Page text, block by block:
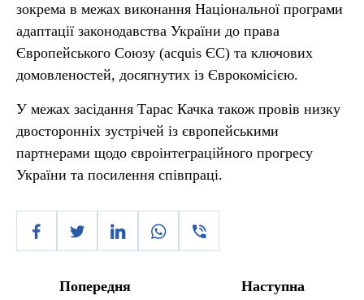
зокрема в межах виконання Національної програми
адаптації законодавства України до права
Європейського Союзу (acquis ЄС) та ключових
домовленостей, досягнутих із Єврокомісією.
У межах засідання Тарас Качка також провів низку
двосторонніх зустрічей із європейськими
партнерами щодо євроінтеграційного прогресу
України та посилення співпраці.
Попередня Наступна